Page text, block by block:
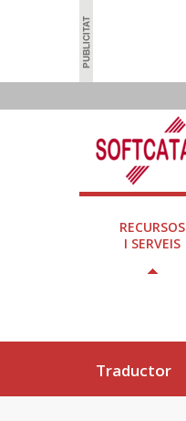
RECURSOS
I SERVEIS
Traductor